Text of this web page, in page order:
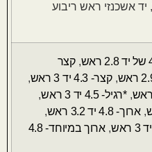
אשכנזי ראש ריבוע
,קצר
,קצר- 4.3 יד 3 ראש
,
,*רגיל- 4.5 יד 3 ראש
,
,ארוך- 4.8 יד 3.2 ראש
,
,
ארוך במיוחד- 4.8